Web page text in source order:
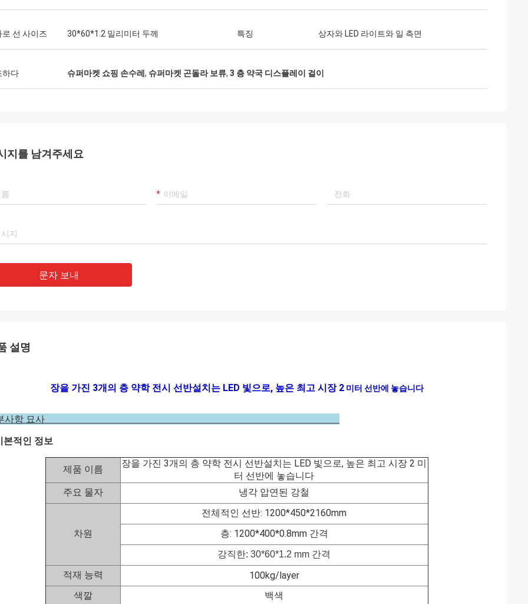
고 나는 스포츠 상품을 위한 전시실을 하기
에 디자인할 것을 도우십시오.
를 위해 매력 최고 품질입니다. 나는 만족하
로 선 사이즈 30*60*1.2 밀리미터 두께 특징 상자와 LED 라이트와 일 측면
하다 슈퍼마켓 쇼핑 손수레 , 슈퍼마켓 곤돌라 보류, 3 층 약국 디스플레이 걸이
지를 남겨주세요
문자 보내
설명
장을 가진 3개의 층 약학 전시 선반설치는 LED 빛으로, 높은 최고 시장 2미터 선반에 놓습니다
부사항 묘사
본적인 정보
제품 이름
장을 가진 3개의 층 약학 전시 선반설치는 LED 빛으로, 높은 최고 시장 2 미
터 선반에 놓습니다
주요 물자
냉각 압연된 강철
차원
전체적인 선반: 1200*450*2160mm
층: 1200*400*0.8mm 간격
강직한: 30*60*1.2 mm 간격
적재 능력
100kg/layer
색깔
백색